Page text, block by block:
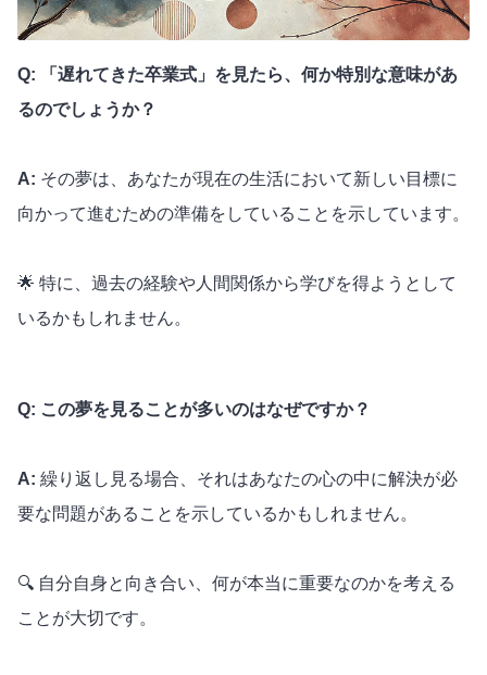
Q: 「遅れてきた卒業式」を見たら、何か特別な意味があ
るのでしょうか？
A: その夢は、あなたが現在の生活において新しい目標に
向かって進むための準備をしていることを示しています。
🌟 特に、過去の経験や人間関係から学びを得ようとして
いるかもしれません。
Q: この夢を見ることが多いのはなぜですか？
A: 繰り返し見る場合、それはあなたの心の中に解決が必
要な問題があることを示しているかもしれません。
🔍 自分自身と向き合い、何が本当に重要なのかを考える
ことが大切です。